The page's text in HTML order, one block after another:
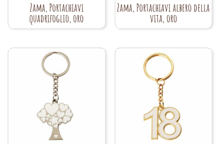
Zama, Portachiavi
quadrifoglio, oro
Zama, Portachiavi albero della
vita, oro